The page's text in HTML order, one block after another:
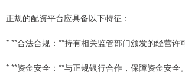
正规的配资平台应具备以下特征：
* **合法合规：**持有相关监管部门颁发的经营许
* **资金安全：**与正规银行合作，保障资金安全。